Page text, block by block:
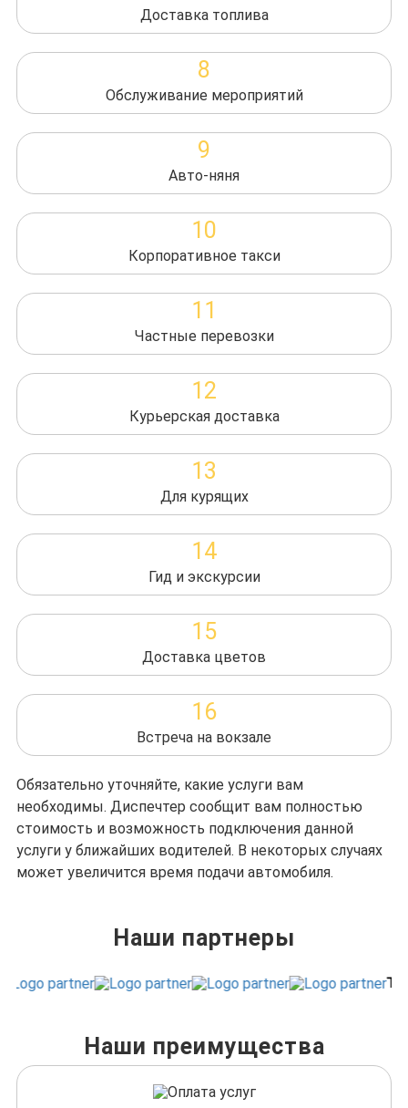
Доставка топлива
8
Обслуживание мероприятий
9
Авто-няня
10
Корпоративное такси
11
Частные перевозки
12
Курьерская доставка
13
Для курящих
14
Гид и экскурсии
15
Доставка цветов
16
Встреча на вокзале
Обязательно уточняйте, какие услуги вам
необходимы. Диспечтер сообщит вам полностью
стоимость и возможность подключения данной
услуги у ближайших водителей. В некоторых случаях
может увеличится время подачи автомобиля.
Наши партнеры
Наши преимущества